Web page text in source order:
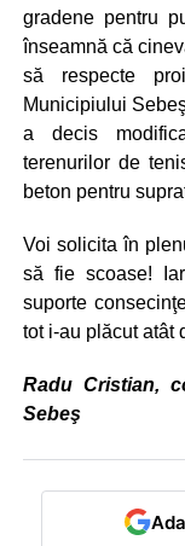
gradene pentru
înseamnă că
să respecte
Municipiului
a decis
terenurilor de
beton pentru
Voi solicita în
să fie scoase!
suporte
tot i-au plăcut atât
Radu Cristian,
Sebeş